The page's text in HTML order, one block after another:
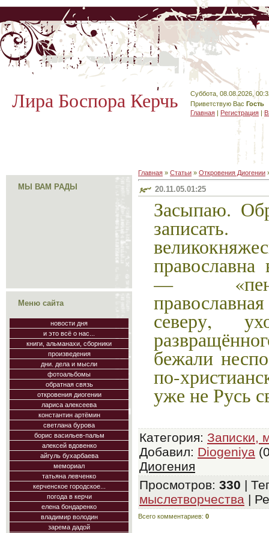
Лира Боспора Керчь
Суббота, 08.08.2026,
Приветствую Вас Гость
Главная | Регистрация |
МЫ ВАМ РАДЫ
Меню сайта
новости дня
и это всё о нас...
книги, альманахи, сборники
произведения
дни. дела и мысли
фотоальбомы
обратная связь
откровения диогении
лариса алексеева
константин артёмин
светлана бурова
борис васильев-пальм
алексей вдовенко
айгуль бухарбаева
мемориал
татьяна левченко
керченское городское...
погода в керчи
елена бондаренко
владимир володин
зарема дадой
Главная » Статьи » Откровения Диогении
20.11.05.01:25
Засыпаю.
—
северу,
бежали
по-
уже не Русь
Категория: Записки,
Добавил: Diogeniya
Диогения
Просмотров: 330 |
мыслетворчества |
Всего комментариев: 0